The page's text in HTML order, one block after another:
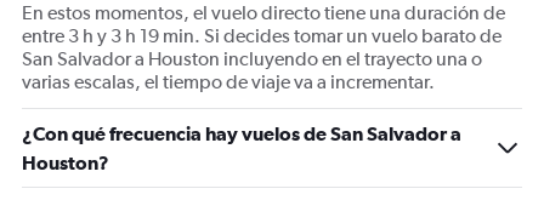
En estos momentos, el vuelo directo tiene una duración de
entre 3 h y 3 h 19 min. Si decides tomar un vuelo barato de
San Salvador a Houston incluyendo en el trayecto una o
varias escalas, el tiempo de viaje va a incrementar.
¿Con qué frecuencia hay vuelos de San Salvador a
Houston?